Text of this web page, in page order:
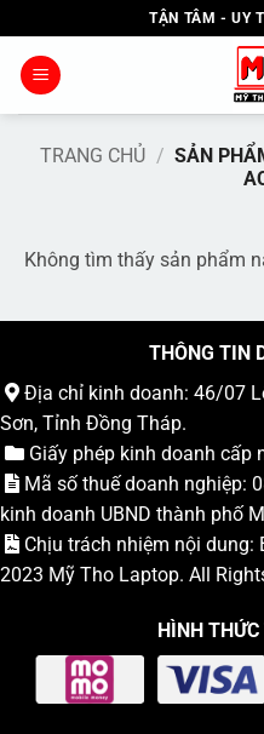
qua
nội
TẬN TÂM - UY
TRANG CHỦ / SẢN
Không tìm thấy sản phẩm
THÔNG TIN
Địa chỉ kinh doanh: 46/07
Sơn, Tỉnh Đồng Tháp.
Giấy phép kinh doanh
Mã số thuế doanh nghiệp:
kinh doanh UBND thành phố
Chịu trách nhiệm nội dung:
2023 Mỹ Tho Laptop. All
HÌNH